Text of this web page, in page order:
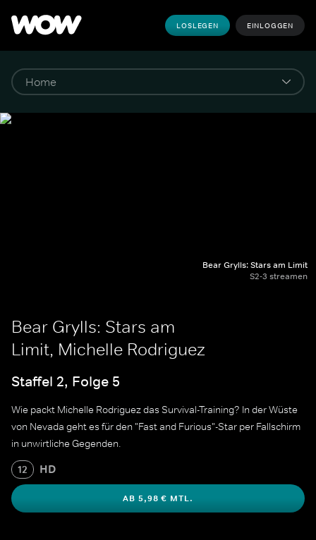
LOSLEGEN EINLOGGEN
Bear Grylls: Stars am Limit
S2-3 streamen
Bear Grylls: Stars am
Limit, Michelle Rodriguez
Staffel 2, Folge 5
Wie packt Michelle Rodriguez das Survival-Training? In der Wüste
von Nevada geht es für den "Fast and Furious"-Star per Fallschirm
in unwirtliche Gegenden.
12 HD
AB 5,98 € MTL.